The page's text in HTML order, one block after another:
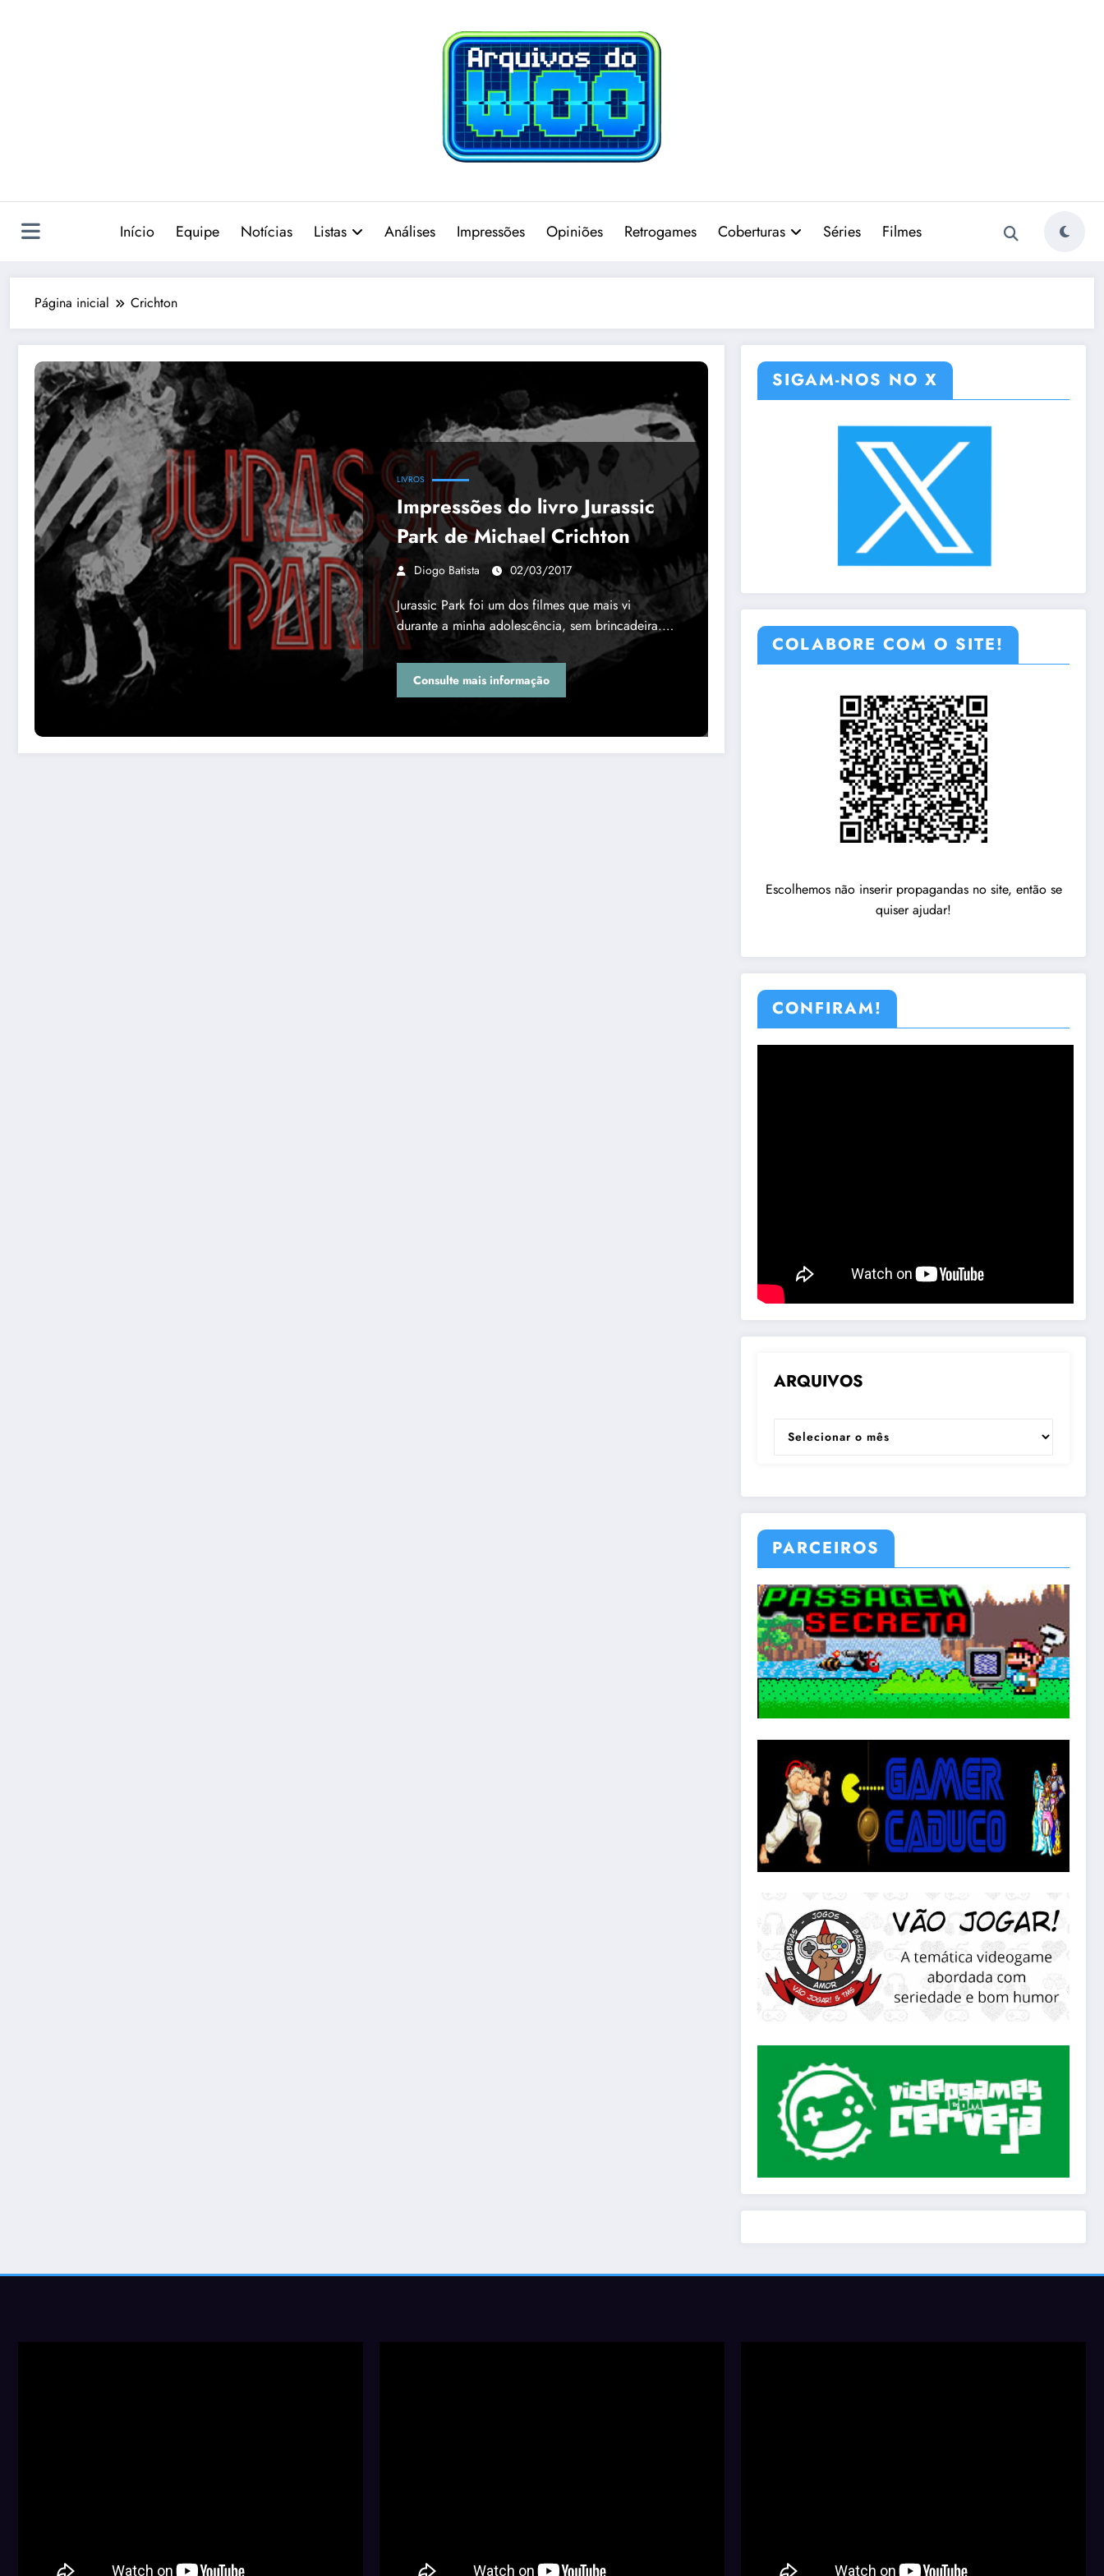
Início Equipe Notícias Listas Análises Impressões Opiniões Retrogames Coberturas Séries Filmes
Página inicial Crichton
LIVROS
Impressões do livro Jurassic
Park de Michael Crichton
Diogo Batista 02/03/2017
Jurassic Park foi um dos filmes que mais vi
durante a minha adolescência, sem brincadeira.…
Consulte mais informação
SIGAM-NOS NO X
COLABORE COM O SITE!
Escolhemos não inserir propagandas no site, então se
quiser ajudar!
CONFIRAM!
ARQUIVOS
ARQUIVOS
PARCEIROS